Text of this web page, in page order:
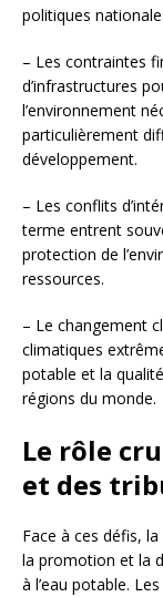
politiques
– Les contraintes
d’infrastructures
l’environnement
particulièrement
développement.
– Les conflits
terme entrent
protection de
ressources.
– Le changement
climatiques
potable et la
régions du monde.
Le rôle
et des
Face à ces défis, la
la promotion et la
à l’eau potable. Les